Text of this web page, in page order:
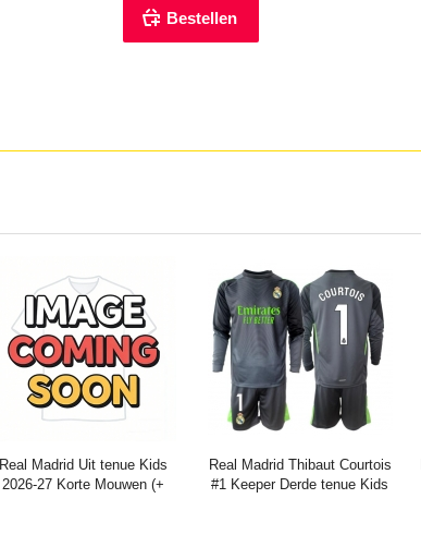
Real Madrid Uit tenue Kids
2026-27 Korte Mouwen (+
Real Madrid Thibaut Courtois
#1 Keeper Derde tenue Kids